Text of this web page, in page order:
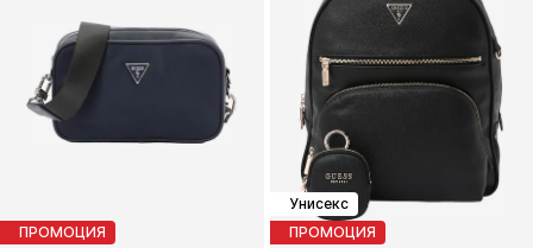
ПРОМОЦИЯ
Унисекс
ПРОМОЦИЯ